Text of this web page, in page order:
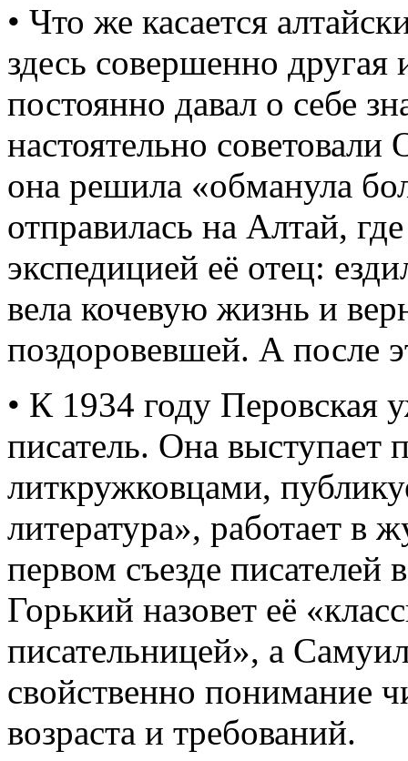
• Что же касается
здесь совершенно
постоянно давал о себе
настоятельно
она решила «обманула
отправилась на Алтай,
экспедицией её отец:
вела кочевую жизнь и
поздоровевшей. А после
• К 1934 году Перовская
писатель. Она выступает
литкружковцами,
литература», работает в
первом съезде писателей
Горький назовет её
писательницей», а
свойственно понимание
возраста и требований.